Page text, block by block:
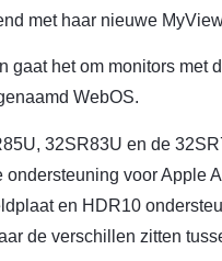
met haar nieuwe
gaat het om monitors met
WebOS.
32SR83U en de
voor Apple
en HDR10
de verschillen zitten